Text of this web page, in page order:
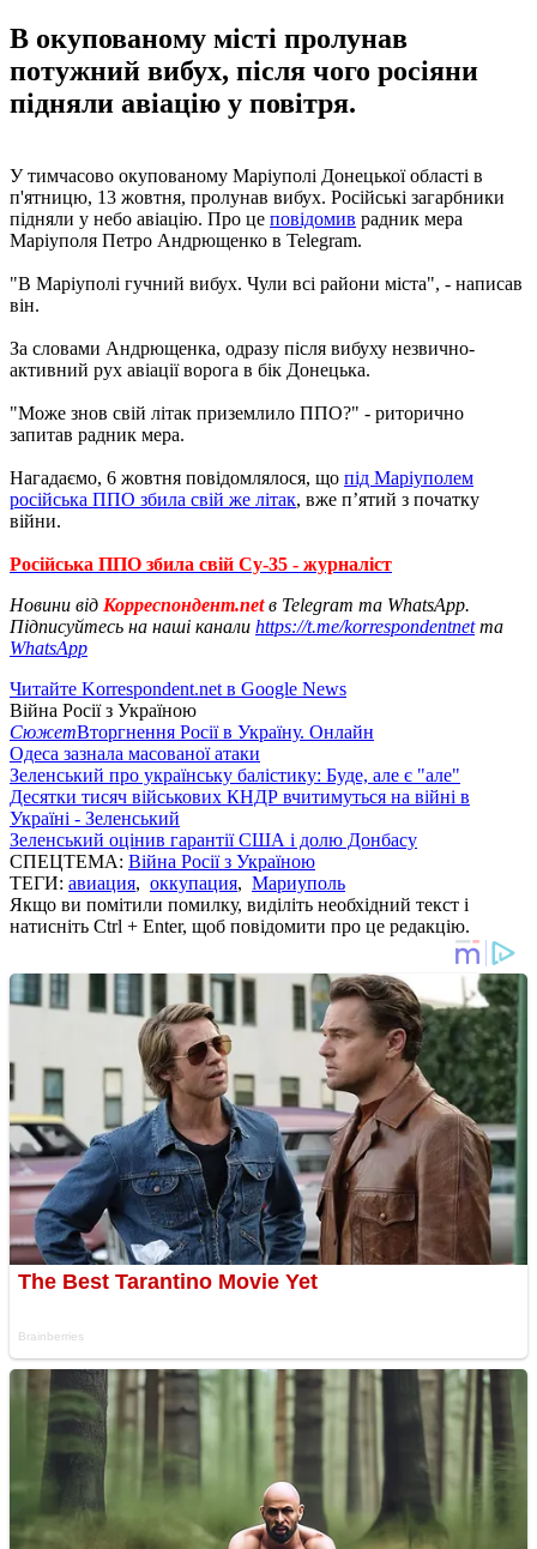
В окупованому місті пролунав
потужний вибух, після чого росіяни
підняли авіацію у повітря.
У тимчасово окупованому Маріуполі Донецької області в
п'ятницю, 13 жовтня, пролунав вибух. Російські загарбники
підняли у небо авіацію. Про це повідомив радник мера
Маріуполя Петро Андрющенко в Telegram.
"В Маріуполі гучний вибух. Чули всі райони міста", - написав
він.
За словами Андрющенка, одразу після вибуху незвично-
активний рух авіації ворога в бік Донецька.
"Може знов свій літак приземлило ППО?" - риторично
запитав радник мера.
Нагадаємо, 6 жовтня повідомлялося, що під Маріуполем
російська ППО збила свій же літак, вже п’ятий з початку
війни.
Російська ППО збила свій Су-35 - журналіст
Новини від Корреспондент.netв Telegram та WhatsApp.
Підписуйтесь на наші канали https://t.me/korrespondentnetта
WhatsApp
Читайте Korrespondent.net в Google News
Війна Росії з Україною
СюжетВторгнення Росії в Україну. Онлайн
Одеса зазнала масованої атаки
Зеленський про українську балістику: Буде, але є "але"
Десятки тисяч військових КНДР вчитимуться на війні в
Україні - Зеленський
Зеленський оцінив гарантії США і долю Донбасу
СПЕЦТЕМА: Війна Росії з Україною
ТЕГИ: авиация, оккупация, Мариуполь
Якщо ви помітили помилку, виділіть необхідний текст і
натисніть Ctrl + Enter, щоб повідомити про це редакцію.